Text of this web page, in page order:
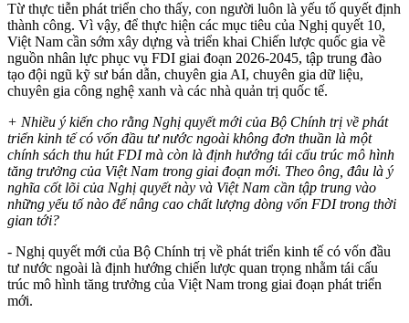
Từ thực tiễn phát triển cho thấy, con người luôn là yếu tố quyết định
thành công. Vì vậy, để thực hiện các mục tiêu của Nghị quyết 10,
Việt Nam cần sớm xây dựng và triển khai Chiến lược quốc gia về
nguồn nhân lực phục vụ FDI giai đoạn 2026-2045, tập trung đào
tạo đội ngũ kỹ sư bán dẫn, chuyên gia AI, chuyên gia dữ liệu,
chuyên gia công nghệ xanh và các nhà quản trị quốc tế.
+ Nhiều ý kiến cho rằng Nghị quyết mới của Bộ Chính trị về phát
triển kinh tế có vốn đầu tư nước ngoài không đơn thuần là một
chính sách thu hút FDI mà còn là định hướng tái cấu trúc mô hình
tăng trưởng của Việt Nam trong giai đoạn mới. Theo ông, đâu là ý
nghĩa cốt lõi của Nghị quyết này và Việt Nam cần tập trung vào
những yếu tố nào để nâng cao chất lượng dòng vốn FDI trong thời
gian tới?
- Nghị quyết mới của Bộ Chính trị về phát triển kinh tế có vốn đầu
tư nước ngoài là định hướng chiến lược quan trọng nhằm tái cấu
trúc mô hình tăng trưởng của Việt Nam trong giai đoạn phát triển
mới.